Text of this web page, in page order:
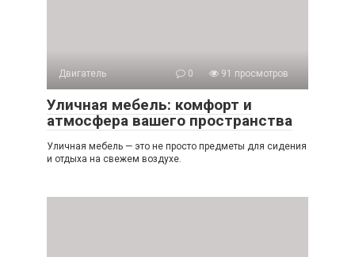
Двигатель 0 91 просмотров
Уличная мебель: комфорт и
атмосфера вашего пространства
Уличная мебель — это не просто предметы для сидения
и отдыха на свежем воздухе.